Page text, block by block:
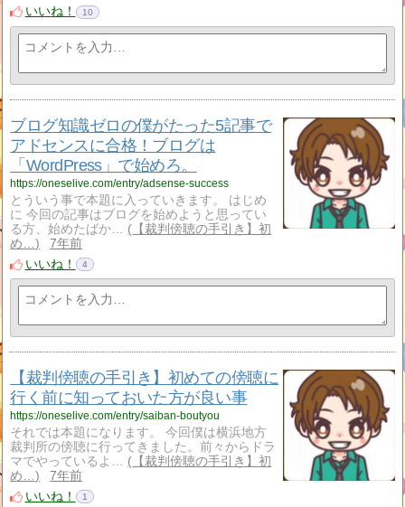
いいね！
10
ブログ知識ゼロの僕がたった5記事で
アドセンスに合格！ブログは
「WordPress」で始めろ。
https://oneselive.com/entry/adsense-success
とういう事で本題に入っていきます。 はじめ
に 今回の記事はブログを始めようと思ってい
る方、始めたばか…
【裁判傍聴の手引き】初
め…
7年前
いいね！
4
【裁判傍聴の手引き】初めての傍聴に
行く前に知っておいた方が良い事
https://oneselive.com/entry/saiban-boutyou
それでは本題になります。 今回僕は横浜地方
裁判所の傍聴に行ってきました。前々からドラ
マでやっているよ…
【裁判傍聴の手引き】初
め…
7年前
いいね！
1